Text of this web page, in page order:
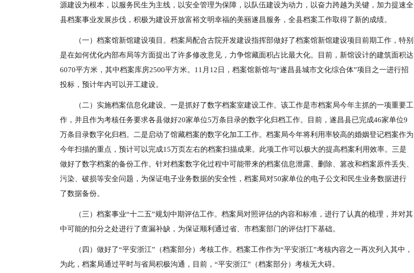
源建设为根本，以服务民生为主线，以安全管理为保障，以队伍建设为动力，以奋力跨越为关键，加力提速全
县档案事业发展步伐，积极为建设开放富裕文明幸福的美丽遂昌服务，全县档案工作取得了新的成绩。
（一）档案馆新馆建设项目。档案局配合古院开发建设指挥部做好了档案馆新馆建设项目前期工作，特别
是在如何优化内部布局等方面提出了许多修改意见，力争馆藏面积占比最大化。目前，新馆设计的建筑面积达
6070平方米，其中档案库房2500平方米。11月12日，档案馆新馆与“遂昌县城市文化综合体”项目之一进行招
投标，预计年内可以开工建设。
（二）实施档案信息化建设。一是抓好了数字档案室建设工作。该工作是市档案局今年主抓的一项重要工
作，并且作为考核任务要求各县做好20家单位5万条目录的数字化归档工作。目前，遂昌县已完成46家单位9
万条目录数字化归档。二是启动了馆藏档案的数字化加工工作。档案局今年将利用率较高的婚姻登记档案作为
今年扫描的重点，预计可以完成15万页左右的档案扫描成果。此项工作可以极大的提高档案利用效率。三是
做好了数字档案的备份工作。针对档案数字化过程中可能带来的档案信息泄露、删除、篡改和档案原件丢失、
污染、破损等安全问题，为保证电子业务数据的安全性，档案局对50家单位的电子公文和民生业务数据进行
了数据备份。
（三）档案事业“十二五”规划中期评估工作。档案局对照评估的内容和标准，进行了认真的梳理，并对其
中可能的扣分之处进行了查漏补缺，为保证顺利通过省、市档案部门的评估打下基础。
（四）做好了“平安浙江”（档案部分）考核工作。档案工作作为“平安浙江”考核内容之一再次列入其中，
为此，档案局通过平时与省局积极沟通，目前，“平安浙江”（档案部分）考核无大碍。